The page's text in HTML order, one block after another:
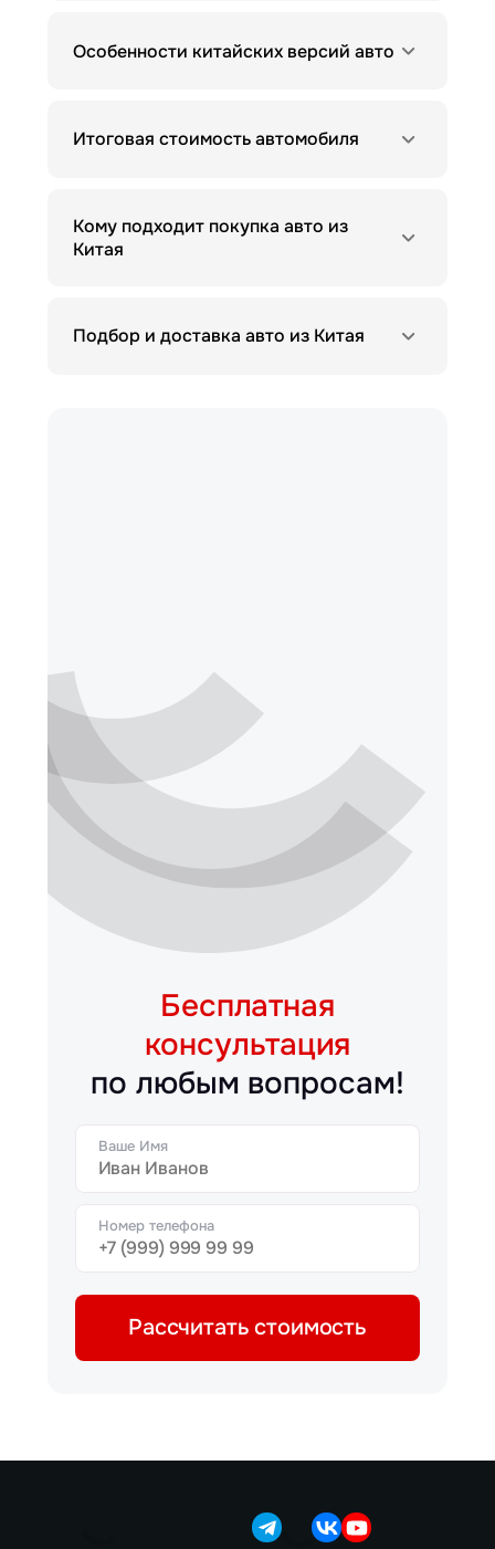
Особенности китайских версий авто
Итоговая стоимость автомобиля
Кому подходит покупка авто из
Китая
Подбор и доставка авто из Китая
Бесплатная
консультация
по любым вопросам!
Ваше Имя
Номер телефона
Рассчитать стоимость